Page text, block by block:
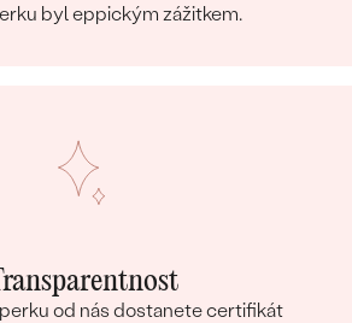
byl eppickým zážitkem.
od nás dostanete certifikát